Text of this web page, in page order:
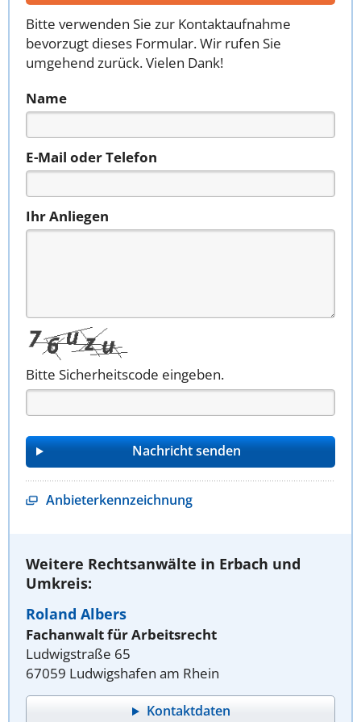
Bitte verwenden Sie zur Kontaktaufnahme
bevorzugt dieses Formular. Wir rufen Sie
umgehend zurück. Vielen Dank!
Name
E-Mail oder Telefon
Ihr Anliegen
Bitte Sicherheitscode eingeben.
Anbieterkennzeichnung
Weitere Rechtsanwälte in Erbach und
Umkreis:
Roland Albers
Fachanwalt für Arbeitsrecht
Ludwigstraße 65
67059 Ludwigshafen am Rhein
Kontaktdaten